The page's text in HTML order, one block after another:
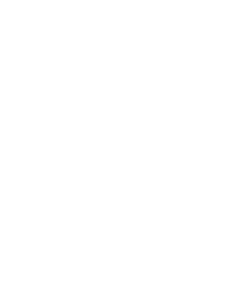
En concreto, fue a
Ayuntamiento de
rehabilitación del
El calendario de
de las causas